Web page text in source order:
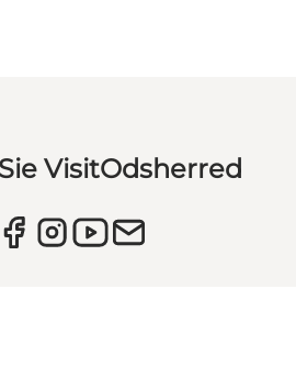
VisitOdsherred